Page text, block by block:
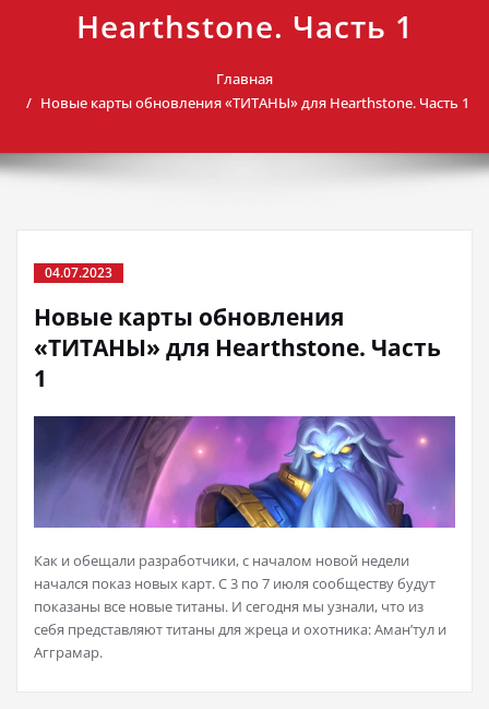
Hearthstone. Часть 1
Главная
Новые карты обновления «ТИТАНЫ» для Hearthstone. Часть 1
04.07.2023
Новые карты обновления
«ТИТАНЫ» для Hearthstone. Часть
1
Как и обещали разработчики, с началом новой недели
начался показ новых карт. С 3 по 7 июля сообществу будут
показаны все новые титаны. И сегодня мы узнали, что из
себя представляют титаны для жреца и охотника: Аман’тул и
Агграмар.